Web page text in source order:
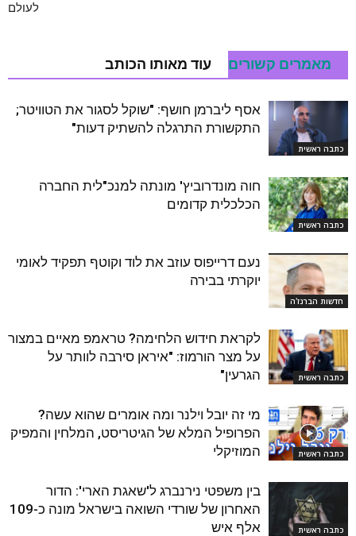
לעולם
מאמרים קשורים עוד מאותו הכותב
כתבה ראשית
אסף ליברמן חושף: "שוקל לסגור את הטוויטר;
התקשורת התרגלה להשתיק דעות"
כתבה ראשית
חוה מונדרוביץ' מונתה למנכ"לית החברה
הכלכלית קדומים
חדשות הברנז'ה
נעם דרייפוס עוזב את לוד וקוטף תפקיד לאומי
יוקרתי בבירה
כתבה ראשית
לקראת חידוש הלחימה? טראמפ מאיים במצור
על מצר הורמוז: "איראן סירבה לוותר על
הגרעין"
כתבה ראשית
מי זה יובל וילנר ומה אומרים שהוא עשה?
הפרופיל המלא של הגיטריסט, המלחין והמפיק
המוזיקלי
כתבה ראשית
בין משפטי נירנברג ל'שאגת הארי': הדור
האחרון של שורדי השואה בישראל מונה כ-109
אלף איש